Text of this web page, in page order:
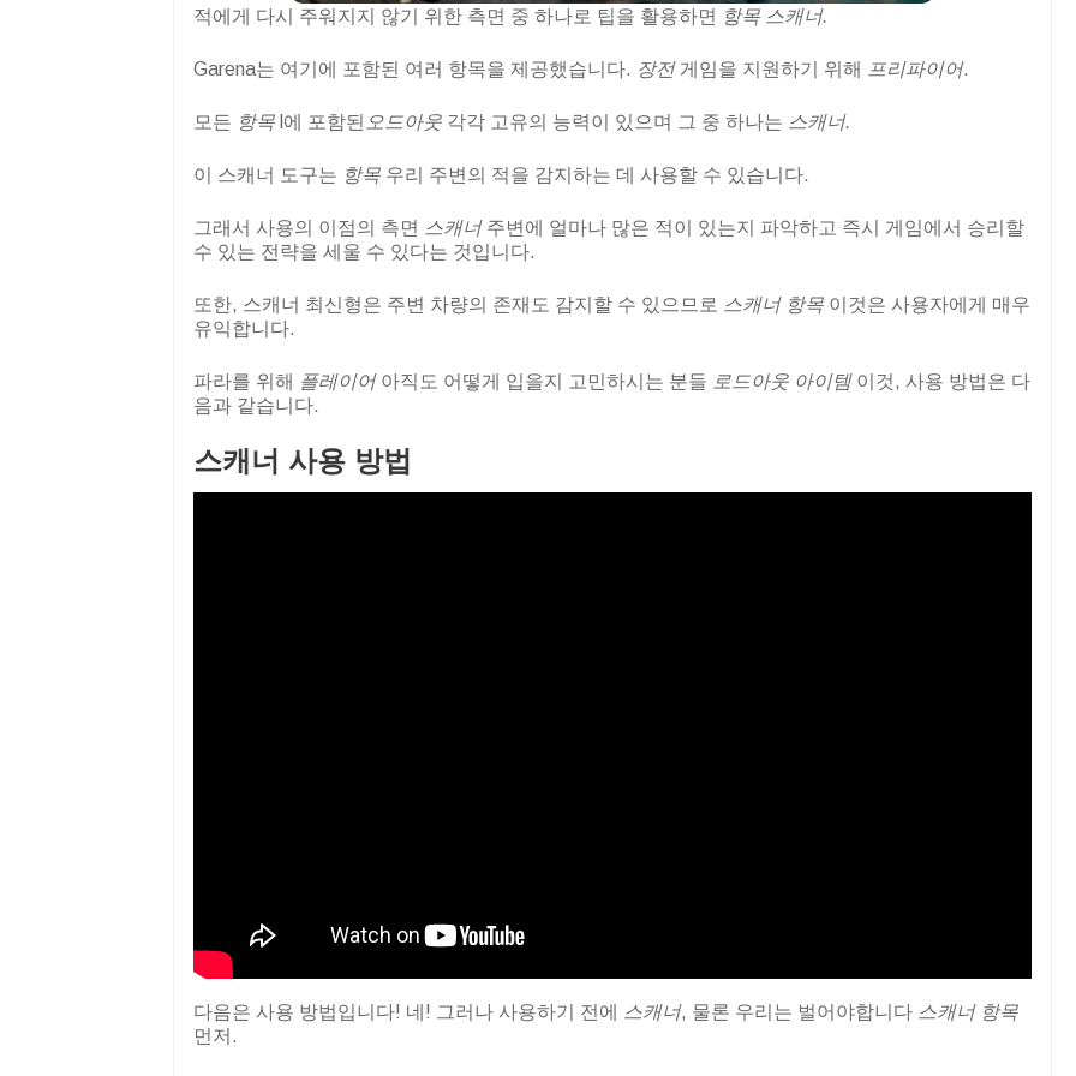
적에게 다시 주워지지 않기 위한 측면 중 하나로 팁을 활용하면 항목 스캐너.
Garena는 여기에 포함된 여러 항목을 제공했습니다. 장전 게임을 지원하기 위해 프리파이어.
모든 항목 l에 포함된 오드아웃 각각 고유의 능력이 있으며 그 중 하나는 스캐너.
이 스캐너 도구는 항목 우리 주변의 적을 감지하는 데 사용할 수 있습니다.
그래서 사용의 이점의 측면 스캐너 주변에 얼마나 많은 적이 있는지 파악하고 즉시 게임에서 승리할
수 있는 전략을 세울 수 있다는 것입니다.
또한, 스캐너 최신형은 주변 차량의 존재도 감지할 수 있으므로 스캐너 항목 이것은 사용자에게 매우
유익합니다.
파라를 위해 플레이어 아직도 어떻게 입을지 고민하시는 분들 로드아웃 아이템 이것, 사용 방법은 다
음과 같습니다.
스캐너 사용 방법
다음은 사용 방법입니다! 네! 그러나 사용하기 전에 스캐너, 물론 우리는 벌어야합니다 스캐너 항목
먼저.